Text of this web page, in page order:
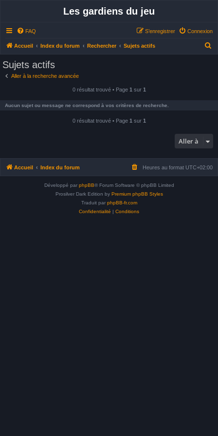
Les gardiens du jeu
FAQ Connexion
S’enregistrer
Accueil Index du forum Rechercher Sujets actifs
Sujets actifs
Aller à la recherche avancée
0 résultat trouvé • Page 1 sur 1
Aucun sujet ou message ne correspond à vos critères de recherche.
0 résultat trouvé • Page 1 sur 1
Aller à
Accueil Index du forum Heures au format UTC+02:00
Développé par phpBB® Forum Software © phpBB Limited
Prosilver Dark Edition by Premium phpBB Styles
Traduit par phpBB-fr.com
Confidentialité | Conditions